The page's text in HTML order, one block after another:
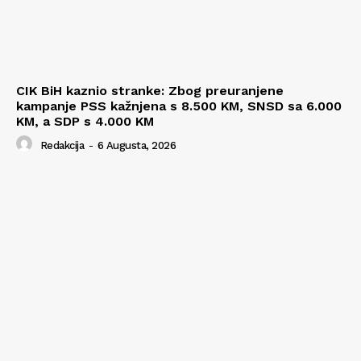
CIK BiH kaznio stranke: Zbog preuranjene
kampanje PSS kažnjena s 8.500 KM, SNSD sa 6.000
KM, a SDP s 4.000 KM
Redakcija - 6 Augusta, 2026